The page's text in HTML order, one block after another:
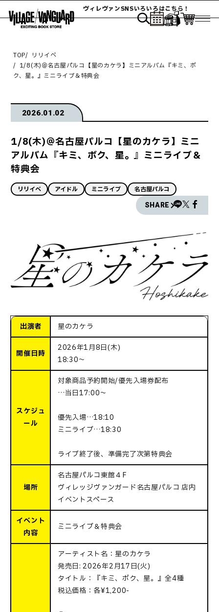
ヴィレヴァンSNSいろいろはこちら！
TOP
リリイベ
1/8(木)＠名古屋パルコ【星のカケラ】ミニアルバム『キミ、ボ
ク、星。』ミニライブ＆特典会
2026.01.02
1/8(木)＠名古屋パルコ【星のカケラ】ミニ
アルバム『キミ、ボク、星。』ミニライブ＆
特典会
リリイベ アイドル ミニライブ 名古屋パルコ
SHARE
出演者 星のカケラ
開催日時
2026年1月8日(木)
18:30～
スケジュ
ール
対象商品予約開始/優先入場券配布
…当日17:00～
優先入場…18:10
ミニライブ…18:30
ライブ終了後、準備完了次第特典会
場所
名古屋パルコ東館４F
ヴィレッジヴァンガード名古屋パルコ 店内
イベントスペース
イベント
内容
ミニライブ＆特典会
アーティスト名：星のカケラ
発売日: 2026年2月17日(火)
タイトル：『キミ、ボク、星。』全4種
税込価格：各¥1,200-